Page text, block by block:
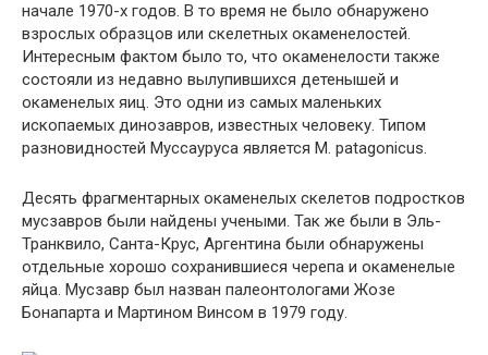
начале 1970-х годов. В то время не было обнаружено
взрослых образцов или скелетных окаменелостей.
Интересным фактом было то, что окаменелости также
состояли из недавно вылупившихся детенышей и
окаменелых яиц. Это одни из самых маленьких
ископаемых динозавров, известных человеку. Типом
разновидностей Муссауруса является M. patagonicus.
Десять фрагментарных окаменелых скелетов подростков
мусзавров были найдены учеными. Так же были в Эль-
Транквило, Санта-Крус, Аргентина были обнаружены
отдельные хорошо сохранившиеся черепа и окаменелые
яйца. Мусзавр был назван палеонтологами Жозе
Бонапарта и Мартином Винсом в 1979 году.